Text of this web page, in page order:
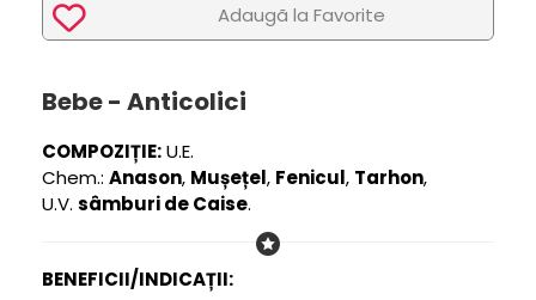
Adaugã la Favorite
Bebe - Anticolici
COMPOZIȚIE:U.E.
Chem.: Anason, Mușețel, Fenicul, Tarhon,
U.V. sâmburi de Caise.
BENEFICII/INDICAȚII: